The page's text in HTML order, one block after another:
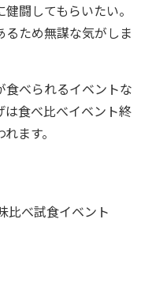
闘してもらいたい。
ため無謀な気がしま
べられるイベントな
食べ比べイベント終
ます。
比べ試食イベント